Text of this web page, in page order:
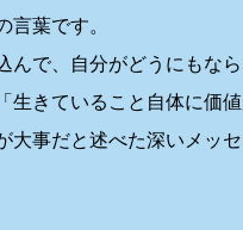
言葉です。
んで、自分がどうにもな
生きていること自体に価値
大事だと述べた深いメッ